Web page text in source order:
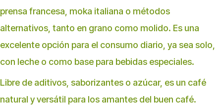
prensa francesa, moka italiana o métodos
alternativos, tanto en grano como molido. Es una
excelente opción para el consumo diario, ya sea solo,
con leche o como base para bebidas especiales.
Libre de aditivos, saborizantes o azúcar, es un café
natural y versátil para los amantes del buen café.